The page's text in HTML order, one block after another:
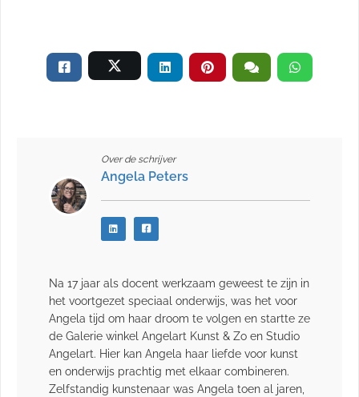
Over de schrijver
Angela Peters
Na 17 jaar als docent werkzaam geweest te zijn in
het voortgezet speciaal onderwijs, was het voor
Angela tijd om haar droom te volgen en startte ze
de Galerie winkel Angelart Kunst & Zo en Studio
Angelart. Hier kan Angela haar liefde voor kunst
en onderwijs prachtig met elkaar combineren.
Zelfstandig kunstenaar was Angela toen al jaren,